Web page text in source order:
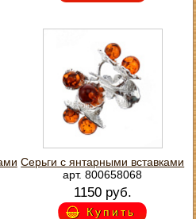
Серьги с янтарными вставками
арт. 800658068
1150 руб.
Купить